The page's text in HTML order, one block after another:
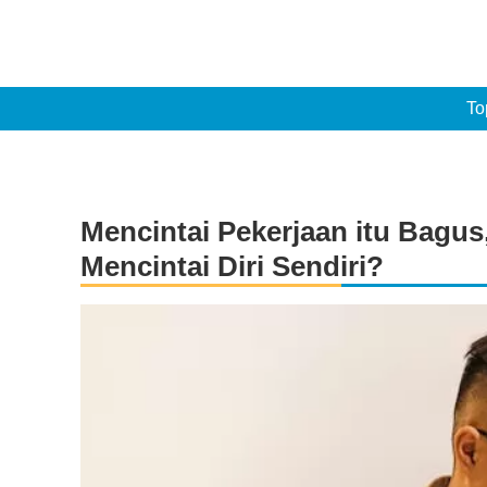
Mencintai Pekerjaan itu
Mencintai Diri Sendiri?